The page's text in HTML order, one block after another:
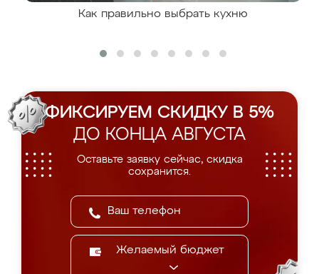
Как правильно выбрать кухню
ФИКСИРУЕМ СКИДКУ В 5%
ДО КОНЦА АВГУСТА
Оставьте заявку сейчас, скидка
сохранится.
Желаемый бюджет